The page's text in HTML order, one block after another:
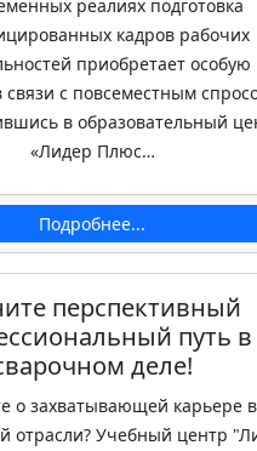
реалиях подготовка
кадров рабочих
приобретает особую
связи с повсеместным
в образовательный
«Лидер Плюс…
Подробнее...
перспективный
путь в
деле!
о захватывающей карьере в
отрасли? Учебный центр